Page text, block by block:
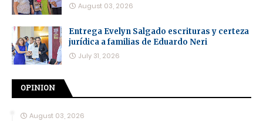
August 03, 2026
Entrega Evelyn Salgado escrituras y certeza
jurídica a familias de Eduardo Neri
July 31, 2026
OPINION
August 03, 2026